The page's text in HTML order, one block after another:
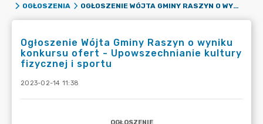
OGŁOSZENIA
OGŁOSZENIE WÓJTA GMINY RASZYN O WYNIKU KONKURSU OFERT - UPOWSZECHNIANIE KULTURY FIZYCZNEJ I SPORTU
Ogłoszenie Wójta Gminy Raszyn o wyniku
konkursu ofert - Upowszechnianie kultury
fizycznej i sportu
2023-02-14 11:38